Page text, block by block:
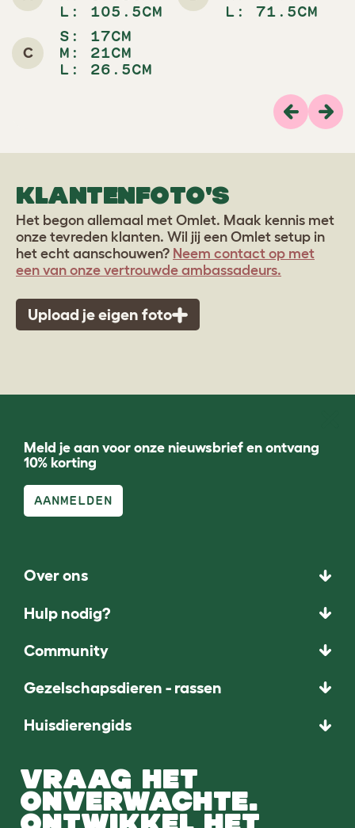
L: 105.5CM
L: 71.5CM
C
S: 17CM
M: 21CM
L: 26.5CM
Previous
KLANTENFOTO'S
Het begon allemaal met Omlet. Maak kennis met
onze tevreden klanten. Wil jij een Omlet setup in
het echt aanschouwen? Neem contact op met
een van onze vertrouwde ambassadeurs.
Upload je eigen foto
Meld je aan voor onze nieuwsbrief en ontvang
10% korting
AANMELDEN
Over ons
Hulp nodig?
Community
Gezelschapsdieren - rassen
Huisdierengids
VRAAG HET
ONVERWACHTE.